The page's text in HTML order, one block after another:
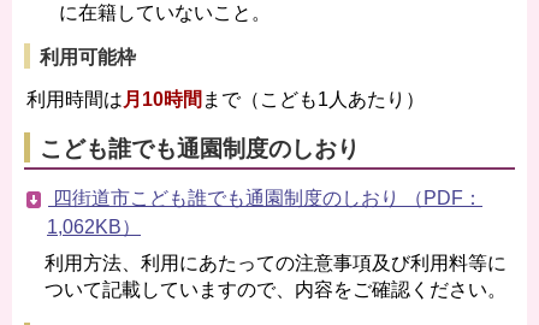
に在籍していないこと。
利用可能枠
利用時間は 月10時間 まで（こども1人あたり）
こども誰でも通園制度のしおり
四街道市こども誰でも通園制度のしおり （PDF：
1,062KB）
利用方法、利用にあたっての注意事項及び利用料等に
ついて記載していますので、内容をご確認ください。